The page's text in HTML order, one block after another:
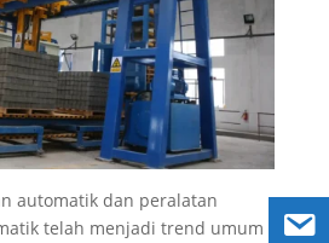
automatik dan peralatan
telah menjadi trend umum